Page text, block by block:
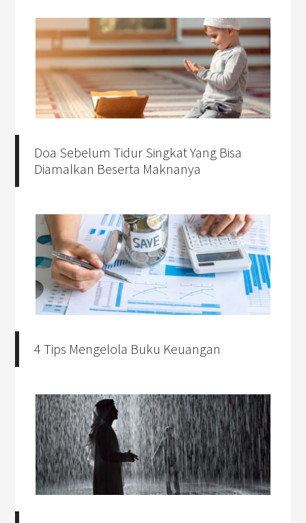
Doa Sebelum Tidur Singkat Yang Bisa
Diamalkan Beserta Maknanya
4 Tips Mengelola Buku Keuangan